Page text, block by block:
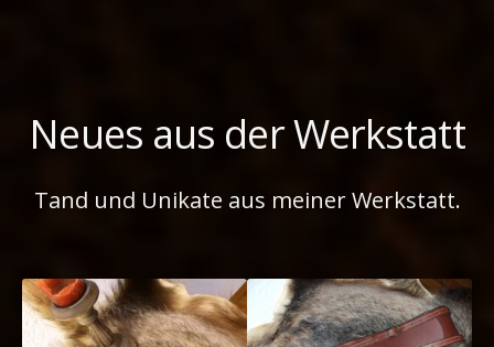
Neues aus der Werkstatt
Tand und Unikate aus meiner Werkstatt.